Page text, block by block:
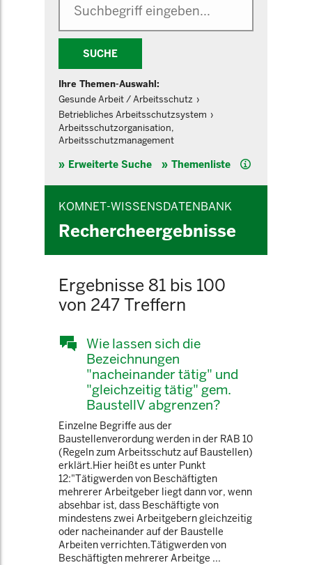
SUCHE
Ihre Themen-Auswahl:
Gesunde Arbeit / Arbeitsschutz
Betriebliches Arbeitsschutzsystem
Arbeitsschutzorganisation,
Arbeitsschutzmanagement
Erweiterte Suche Themenliste Hilfe
KOMNET-WISSENSDATENBANK
Rechercheergebnisse
Ergebnisse 81 bis 100
von 247 Treffern
Wie lassen sich die
Bezeichnungen
"nacheinander tätig" und
"gleichzeitig tätig" gem.
BaustellV abgrenzen?
Einzelne Begriffe aus der
Baustellenverordung werden in der RAB 10
(Regeln zum Arbeitsschutz auf Baustellen)
erklärt.Hier heißt es unter Punkt
12:"Tätigwerden von Beschäftigten
mehrerer Arbeitgeber liegt dann vor, wenn
absehbar ist, dass Beschäftigte von
mindestens zwei Arbeitgebern gleichzeitig
oder nacheinander auf der Baustelle
Arbeiten verrichten.Tätigwerden von
Beschäftigten mehrerer Arbeitge ...